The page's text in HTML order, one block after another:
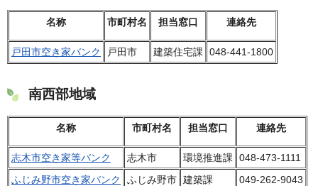
名称 市町村名 担当窓口 連絡先
戸田市空き家バンク 戸田市 建築住宅課 048-441-1800
南西部地域
名称 市町村名 担当窓口 連絡先
志木市空き家等バンク 志木市 環境推進課
048-473-1111
ふじみ野市空き家バンク
ふじみ野市 建築課
049-262-9043